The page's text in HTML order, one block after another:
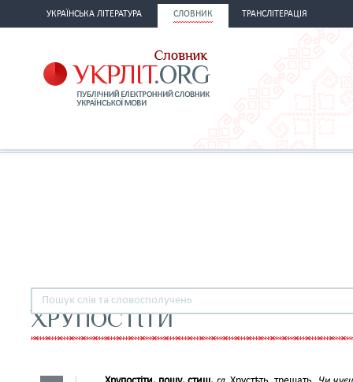
УКРАЇНСЬКА ЛІТЕРАТУРА СЛОВНИК ТРАНСЛІТЕРАЦІЯ
ХРУПОСТІТИ